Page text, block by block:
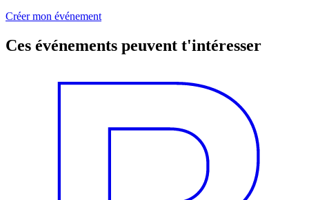
Créer mon événement
Ces événements peuvent t'intéresser